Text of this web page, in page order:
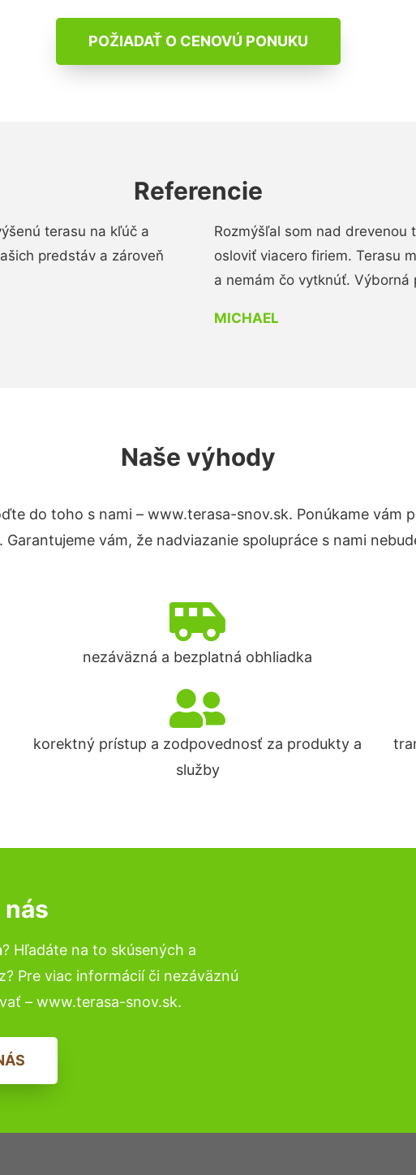
POŽIADAŤ O CENOVÚ PONUKU
Referencie
terasu na kľúč a
predstáv a zároveň
Rozmýšľal som nad drevenou
osloviť viacero firiem. Terasu
a nemám čo vytknúť. Výborná
MICHAEL
Naše výhody
do toho s nami – www.terasa-snov.sk. Ponúkame vám
Garantujeme vám, že nadviazanie spolupráce s nami
nezáväzná a bezplatná obhliadka
korektný prístup a zodpovednosť za produkty a
služby
? Hľadáte na to skúsených a
Pre viac informácií či nezáväznú
– www.terasa-snov.sk.